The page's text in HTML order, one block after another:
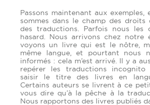
Passons maintenant aux exemples,
sommes dans le champ des droits
des traductions. Parfois nous les
hasard. Nous arrivons chez notre
voyons un livre qui est le nôtre,
même langue, et pourtant nous
informés : cela m’est arrivé. Il y a
repérer les traductions
saisir le titre des livres en
Certains auteurs se livrent à ce
vous dire qu’à la pêche à la
Nous rapportons des livres publiés